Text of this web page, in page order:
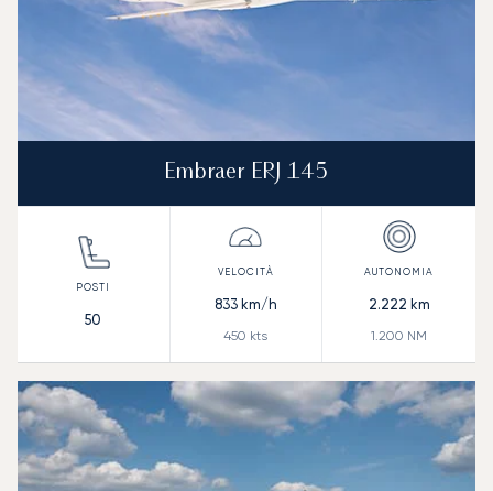
Embraer ERJ 145
50
833km/h
450 kts
2.222 km
1.200 NM